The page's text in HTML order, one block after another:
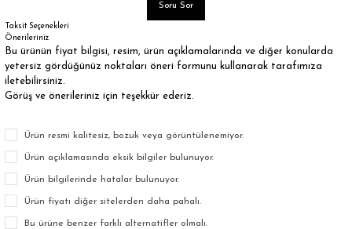
Soru Sor
Taksit Seçenekleri
Önerileriniz
Bu ürünün fiyat bilgisi, resim, ürün açıklamalarında ve diğer konularda
yetersiz gördüğünüz noktaları öneri formunu kullanarak tarafımıza
iletebilirsiniz.
Görüş ve önerileriniz için teşekkür ederiz.
Ürün resmi kalitesiz, bozuk veya görüntülenemiyor.
Ürün açıklamasında eksik bilgiler bulunuyor.
Ürün bilgilerinde hatalar bulunuyor.
Ürün fiyatı diğer sitelerden daha pahalı.
Bu ürüne benzer farklı alternatifler olmalı.